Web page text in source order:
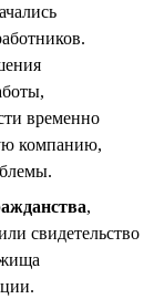
временно
компанию,
,
свидетельство